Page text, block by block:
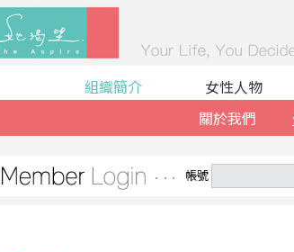
組織簡介
關於我們
女性人物
帳號